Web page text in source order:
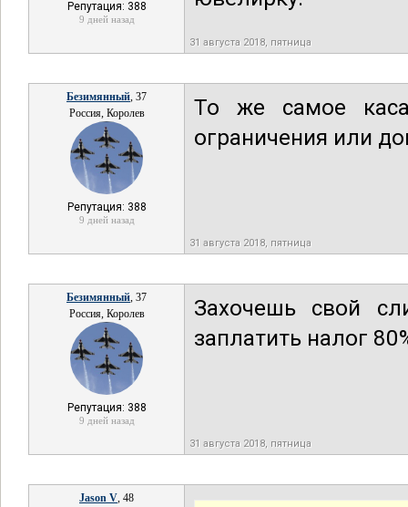
Репутация: 388
9 дней назад
31 августа 2018, пятница
Безимянный, 37
Россия, Королев
Репутация: 388
9 дней назад
То же самое
ограничения или
31 августа 2018, пятница
Безимянный, 37
Россия, Королев
Репутация: 388
9 дней назад
Захочешь свой
заплатить налог
31 августа 2018, пятница
Jason V, 48